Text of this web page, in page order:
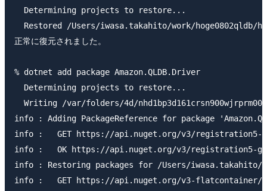
  Determining projects to restore...
Restored /Users/iwasa.takahito/work/hoge0802qldb/
正常に復元されました。
% dotnet add package Amazon.QLDB.Driver
  Determining projects to restore...
Writing /var/folders/4d/
info : Adding PackageReference for package
info :   GET https://api.nuget.org/v3/registration5-
info :   OK https://api.nuget.org/v3/registration5-gz-
info : Restoring packages for /Users/iwasa.takahito/
info :   GET https://api.nuget.org/v3-flatcontainer/